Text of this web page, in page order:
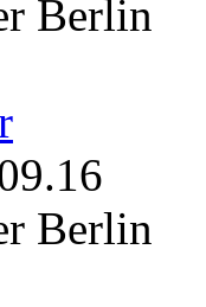
Berlin
Berlin